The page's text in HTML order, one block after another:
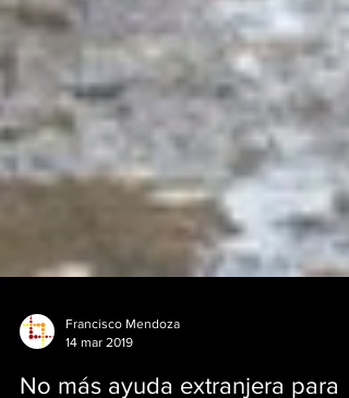
14 mar 2019